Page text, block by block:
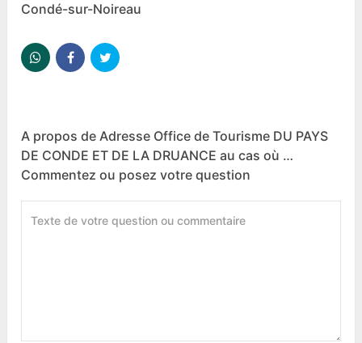
Condé-sur-Noireau
A propos de Adresse Office de Tourisme DU PAYS
DE CONDE ET DE LA DRUANCE au cas où …
Commentez ou posez votre question